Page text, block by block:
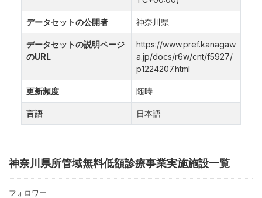
神奈川県所管域無料低額診療事業実施施設一覧
フォロワー
データセットの公開者 神奈川県
データセットの説明ページ
のURL
https://www.pref.kanagaw
a.jp/docs/r6w/cnt/f5927/
p1224207.html
更新頻度 随時
言語 日本語